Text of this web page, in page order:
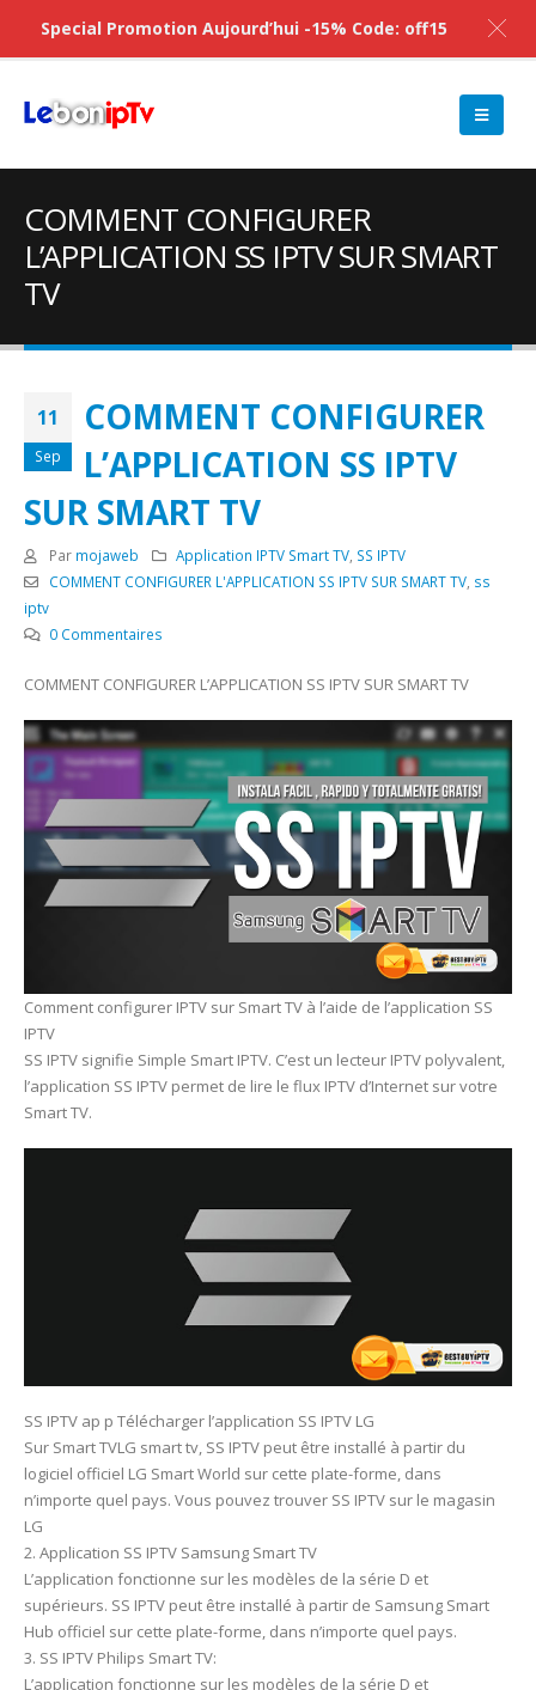
COMMENT CONFIGURER
L’APPLICATION SS IPTV SUR SMART
TV
11
Sep
COMMENT CONFIGURER
L’APPLICATION SS IPTV
SUR SMART TV
Par mojaweb Application IPTV Smart TV SS IPTV
COMMENT CONFIGURER L'APPLICATION SS IPTV SUR SMART TV, ss
iptv
0 Commentaires
COMMENT CONFIGURER L’APPLICATION SS IPTV SUR SMART TV
Comment configurer IPTV sur Smart TV à l’aide de l’application SS
IPTV
SS IPTV signifie Simple Smart IPTV. C’est un lecteur IPTV polyvalent,
l’application SS IPTV permet de lire le flux IPTV d’Internet sur votre
Smart TV.
SS IPTV ap p Télécharger l’application SS IPTV LG
Sur Smart TVLG smart tv, SS IPTV peut être installé à partir du
logiciel officiel LG Smart World sur cette plate-forme, dans
n’importe quel pays. Vous pouvez trouver SS IPTV sur le magasin
LG
2. Application SS IPTV Samsung Smart TV
L’application fonctionne sur les modèles de la série D et
supérieurs. SS IPTV peut être installé à partir de Samsung Smart
Hub officiel sur cette plate-forme, dans n’importe quel pays.
3. SS IPTV Philips Smart TV:
L’application fonctionne sur les modèles de la série D et
Special Promotion Aujourd’hui -15% Code: off15